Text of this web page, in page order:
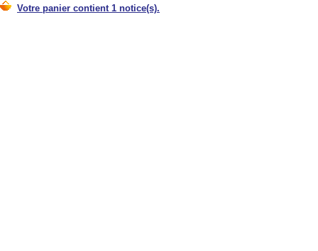
Votre panier contient 1 notice(s).